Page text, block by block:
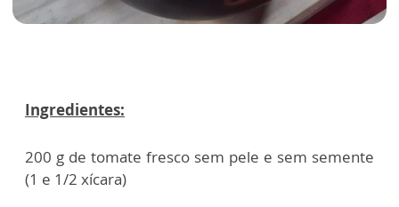
Ingredientes:
200 g de tomate fresco sem pele e sem semente
(1 e 1/2 xícara)